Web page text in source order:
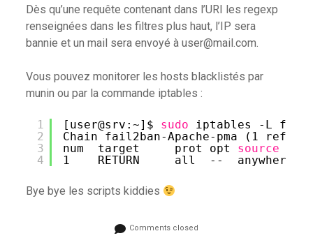
Dès qu’une requête contenant dans l’URI les regexp
renseignées dans les filtres plus haut, l’IP sera
bannie et un mail sera envoyé à user@mail.com.
Vous pouvez monitorer les hosts blacklistés par
munin ou par la commande iptables :
1
2
3
4
[user@srv:~]$ sudo
iptables -L
Chain fail2ban-Apache-pma (1
num  target     prot opt source
1    RETURN     all  --  anywhere
Bye bye les scripts kiddies
Comments closed